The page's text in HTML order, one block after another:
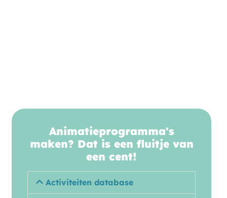
Animatieprogramma's
maken? Dat is een fluitje van
een cent!
Activiteiten database